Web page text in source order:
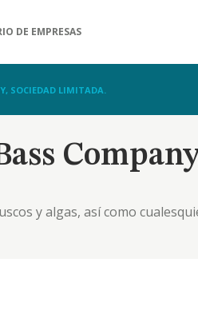
DE EMPRESAS
SOCIEDAD LIMITADA.
y algas, así como
realización de cualesquiera